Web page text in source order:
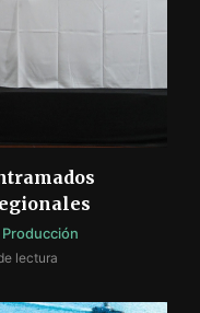
Producción
lectura